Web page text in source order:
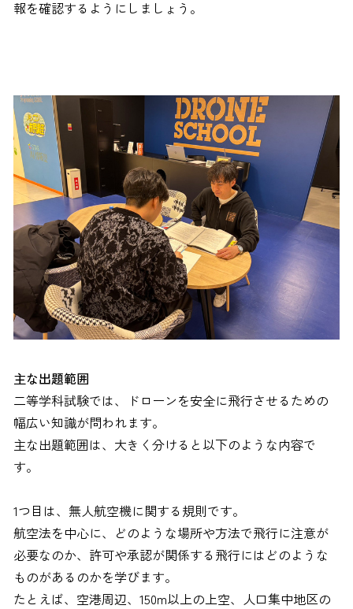
報を確認するようにしましょう。
主な出題範囲
二等学科試験では、ドローンを安全に飛行させるための
幅広い知識が問われます。
主な出題範囲は、大きく分けると以下のような内容で
す。
1つ目は、無人航空機に関する規則です。
航空法を中心に、どのような場所や方法で飛行に注意が
必要なのか、許可や承認が関係する飛行にはどのような
ものがあるのかを学びます。
たとえば、空港周辺、150m以上の上空、人口集中地区の